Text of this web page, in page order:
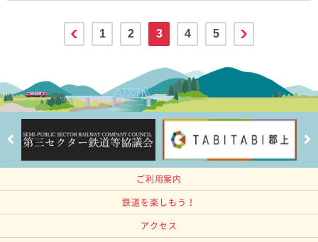
1 2 3 4 5
ご利用案内
鉄道を楽しもう！
アクセス